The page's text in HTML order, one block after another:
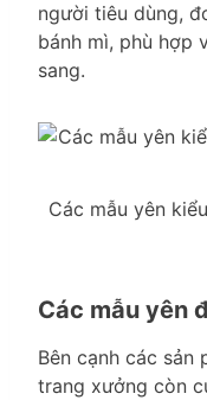
người tiêu dùng,
bánh mì, phù hợp
sang.
Các mẫu yên
Các mẫu yên
Bên cạnh các sản
trang xưởng còn